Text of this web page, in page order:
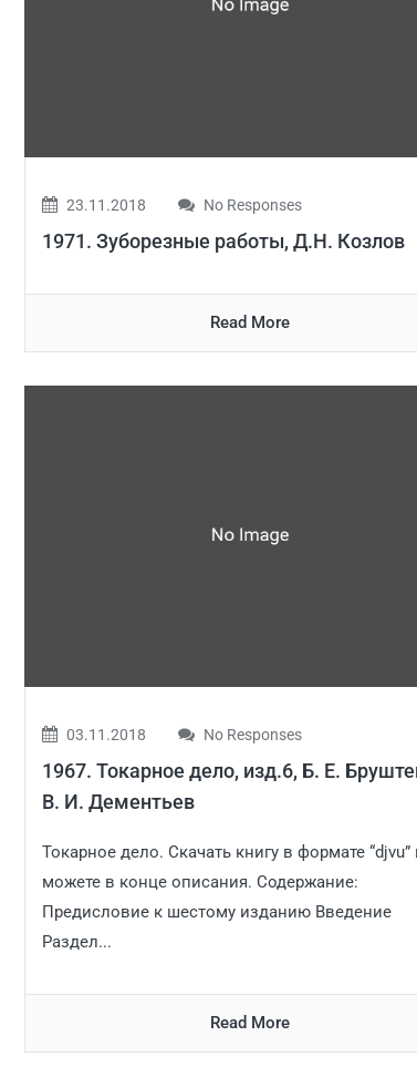
23.11.2018 No Responses
1971. Зуборезные работы, Д.Н. Козлов
Read More
03.11.2018 No Responses
1967. Токарное дело, изд.6, Б. Е.
В. И. Дементьев
Токарное дело. Cкачать книгу в формате
можете в конце описания. Содержание:
Предисловие к шестому изданию Введение
Раздел...
Read More